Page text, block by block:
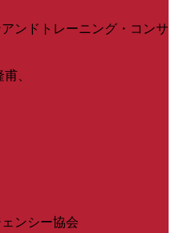
ンドトレーニング・コンサ
、
ンシー協会